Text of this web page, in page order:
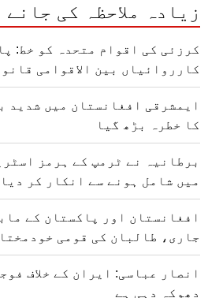
زیادہ ملاحظہ کی
کرزئی کی اقوام متحدہ کو خط:
کارروائیاں بین الاقوامی
ایمشرقی افغانستان میں شدید
کا خطرہ بڑھ گیا
برطانیہ نے ٹرمپ کے ہرمز
میں شامل ہونے سے انکار کر دیا
افغانستان اور پاکستان کے
جاری، طالبان کی قومی
انصار عباسی: ایران کے خلاف
دھوکہ دہی ہے